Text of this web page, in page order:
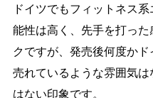
ドイツでもフィットネス
能性は高く、先手を打っ
クですが、発売後何度か
売れているような雰囲気は
はない印象です。